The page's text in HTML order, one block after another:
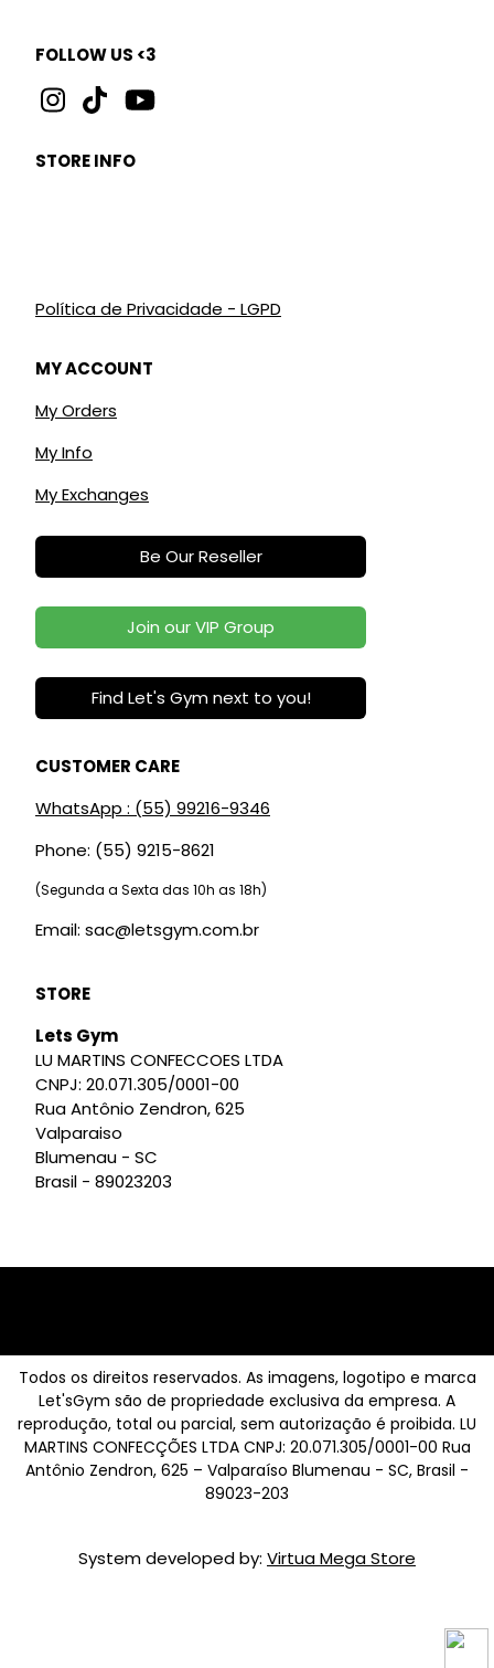
FOLLOW US <3
STORE INFO
Política de Privacidade - LGPD
MY ACCOUNT
My Orders
My Info
My Exchanges
Be Our Reseller
Join our VIP Group
Find Let's Gym next to you!
CUSTOMER CARE
WhatsApp : (55) 99216-9346
Phone: (55) 9215-8621
(Segunda a Sexta das 10h as 18h)
Email: sac@letsgym.com.br
STORE
Lets Gym
LU MARTINS CONFECCOES LTDA
CNPJ: 20.071.305/0001-00
Rua Antônio Zendron, 625
Valparaiso
Blumenau - SC
Brasil - 89023203
Todos os direitos reservados. As imagens, logotipo e marca
Let'sGym são de propriedade exclusiva da empresa. A
reprodução, total ou parcial, sem autorização é proibida. LU
MARTINS CONFECÇÕES LTDA CNPJ: 20.071.305/0001-00 Rua
Antônio Zendron, 625 – Valparaíso Blumenau - SC, Brasil -
89023-203
System developed by: Virtua Mega Store